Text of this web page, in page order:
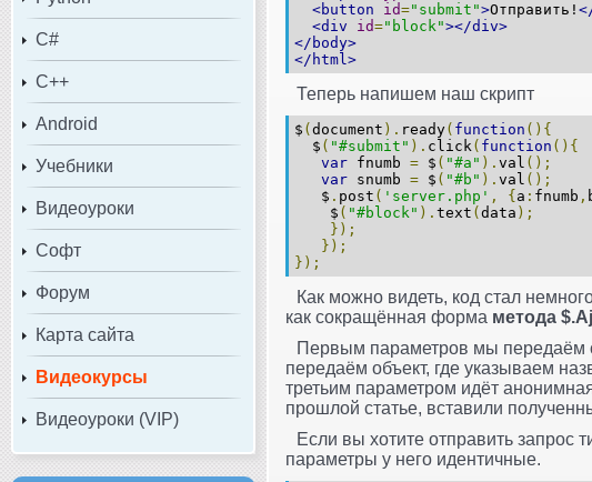
C#
C++
Android
Учебники
Видеоуроки
Софт
Форум
Карта сайта
Видеокурсы
Видеоуроки (VIP)
<button
id="submit">Отправить!
<div
id="block"></div>
</body>
</html>
Теперь напишем наш скрипт
$ ( document ). ready( function (){
$ ( "#submit" ). click ( function (){
var fnumb = $ ( "#a" ). val ();
var snumb = $ ( "#b" ). val ();
$ . post ( 'server.php' , { a : fnumb ,
$ ( "#block" ). text ( data );
});
});
});
Как можно видеть, код стал
как сокращённая форма метода
Первым параметров мы передаём
передаём объект, где указываем
третьим параметром идёт
прошлой статье, вставили
Если вы хотите отправить запрос
параметры у него идентичные.